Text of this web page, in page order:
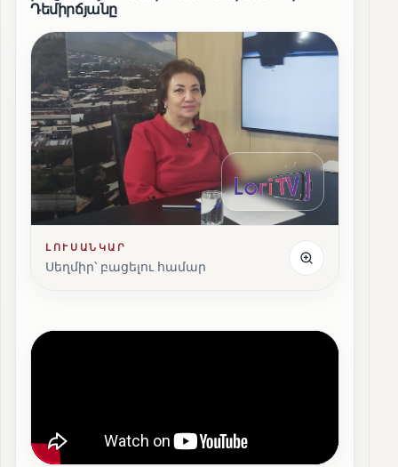
Դեմիրճյանը
ԼՈՒՍԱՆԿԱՐ
Սեղմիր՝ բացելու համար